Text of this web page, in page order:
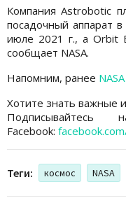
Компания Astrobotic
посадочный аппарат
июле 2021 г., а Orbit
сообщает NASA.
Напомним, ранее
Хотите знать важные
Facebook:
Теги: космос NASA